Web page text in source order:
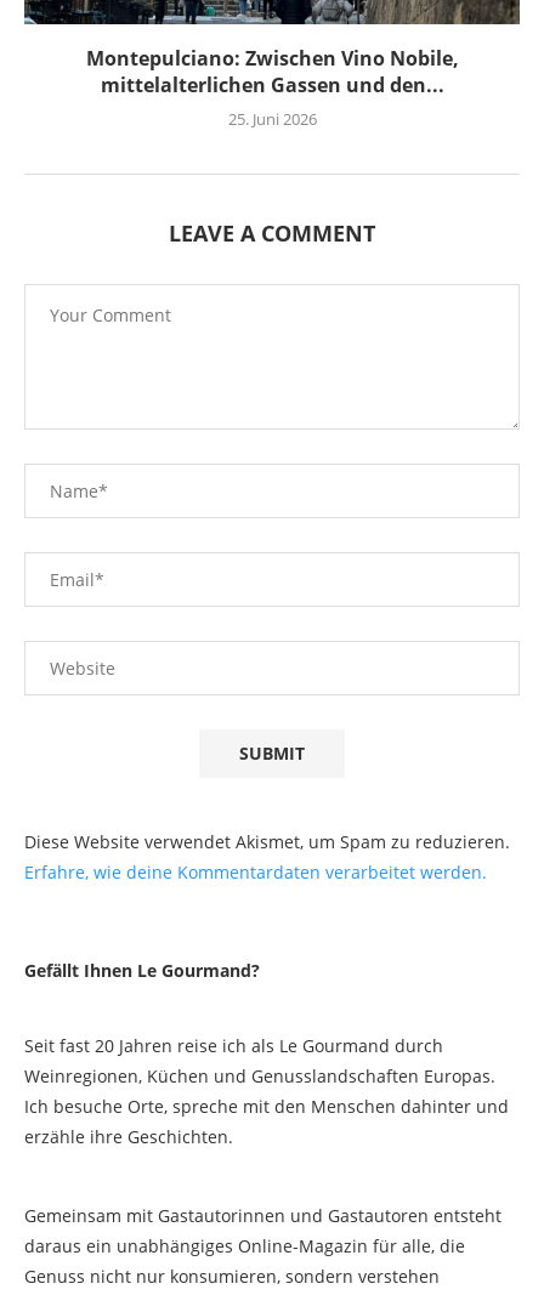
Montepulciano: Zwischen Vino Nobile,
mittelalterlichen Gassen und den...
25. Juni 2026
LEAVE A COMMENT
Diese Website verwendet Akismet, um Spam zu reduzieren.
Erfahre, wie deine Kommentardaten verarbeitet werden.
Gefällt Ihnen Le Gourmand?
Seit fast 20 Jahren reise ich als Le Gourmand durch
Weinregionen, Küchen und Genusslandschaften Europas.
Ich besuche Orte, spreche mit den Menschen dahinter und
erzähle ihre Geschichten.
Gemeinsam mit Gastautorinnen und Gastautoren entsteht
daraus ein unabhängiges Online-Magazin für alle, die
Genuss nicht nur konsumieren, sondern verstehen